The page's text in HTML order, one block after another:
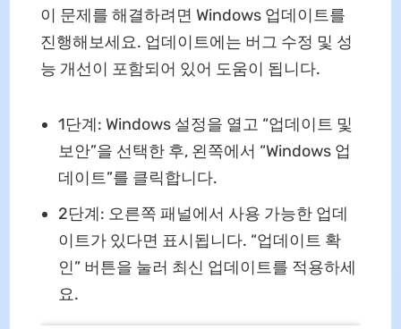
이 문제를 해결하려면 Windows 업데이트를
진행해보세요. 업데이트에는 버그 수정 및 성
능 개선이 포함되어 있어 도움이 됩니다.
1단계: Windows 설정을 열고 “업데이트 및
보안”을 선택한 후, 왼쪽에서 “Windows 업
데이트”를 클릭합니다.
2단계: 오른쪽 패널에서 사용 가능한 업데
이트가 있다면 표시됩니다. “업데이트 확
인” 버튼을 눌러 최신 업데이트를 적용하세
요.